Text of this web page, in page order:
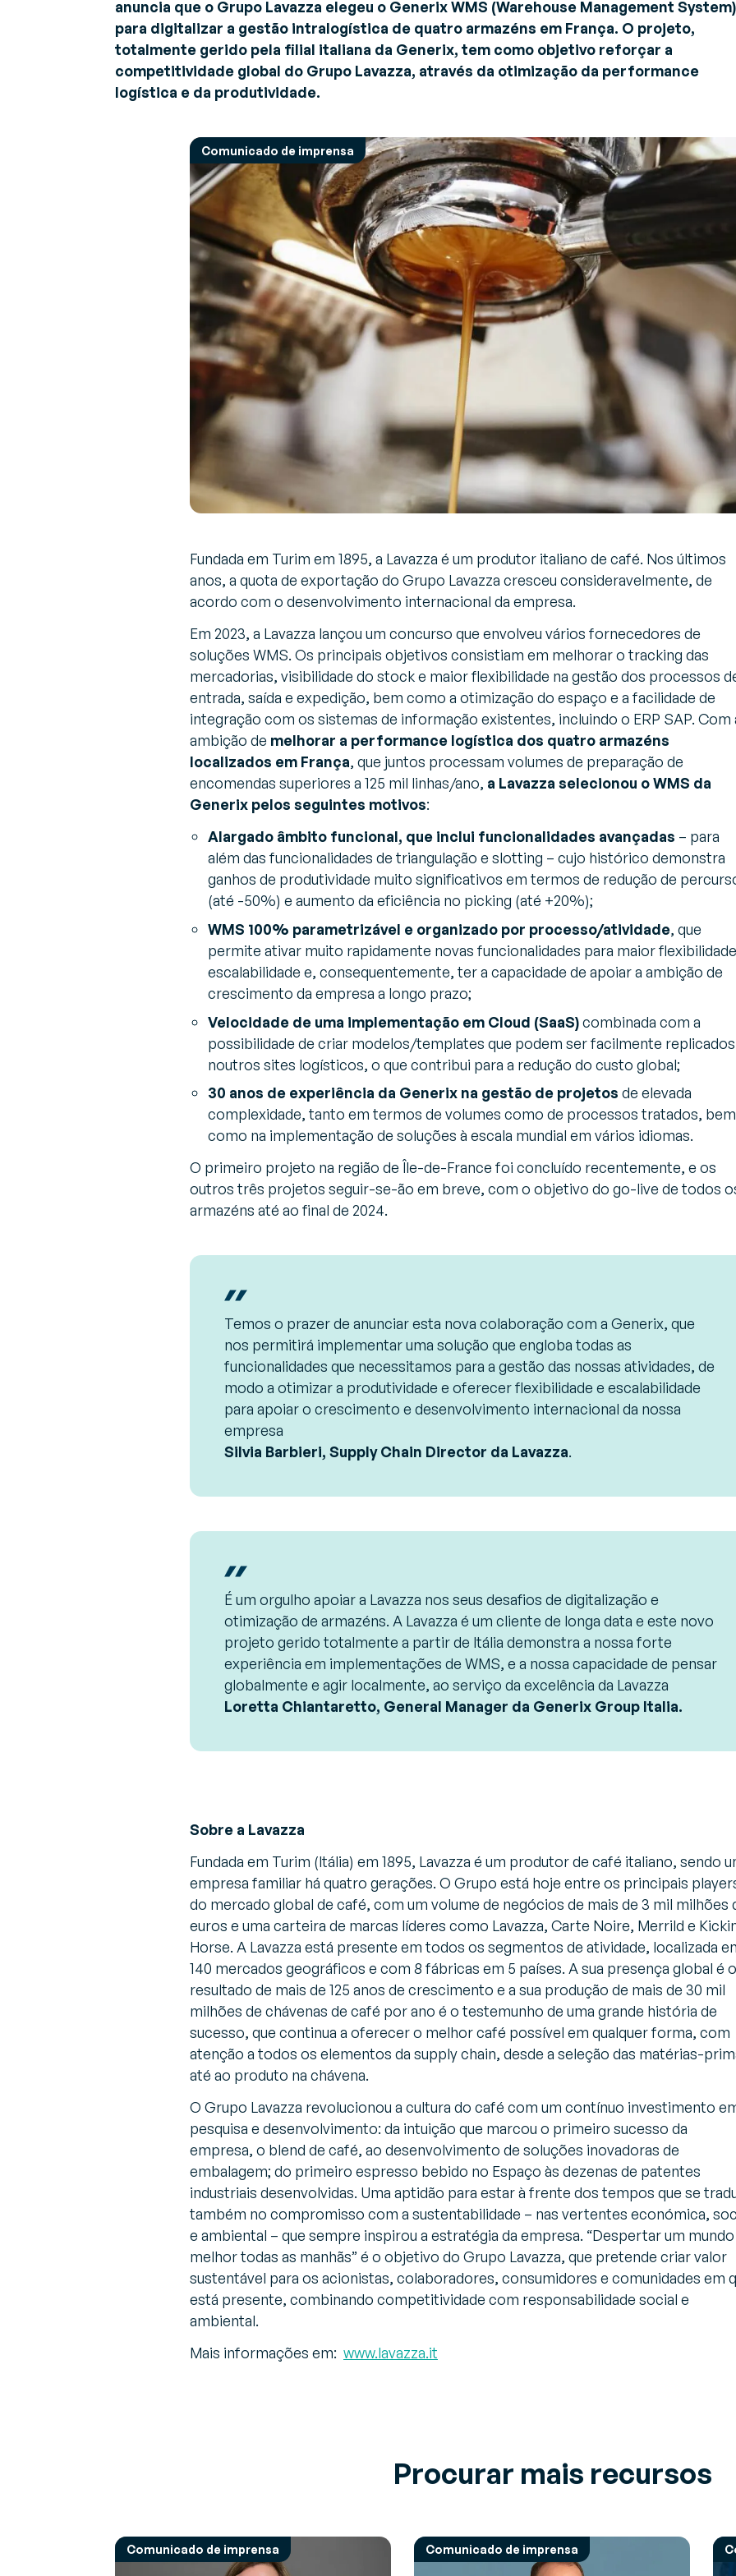
Gestão de Transportes
(TMS)
Impulsione o transporte
inteligente e aumente o ROI em
Gestão colaborativa de
aprovisionamentos
Descubra as últimas notícias e eventos
Sobre a Generix
Saiba mais sobre nós
anuncia que o Grupo Lavazza elegeu o Generix WMS (Warehouse Management System)
para digitalizar a gestão intralogística de quatro armazéns em França. O projeto,
totalmente gerido pela filial italiana da Generix, tem como objetivo reforçar a
competitividade global do Grupo Lavazza, através da otimização da performance
logística e da produtividade.
Comunicado de imprensa
Fundada em Turim em 1895, a Lavazza é um produtor italiano de café. Nos últimos
anos, a quota de exportação do Grupo Lavazza cresceu consideravelmente, de
acordo com o desenvolvimento internacional da empresa.
Em 2023, a Lavazza lançou um concurso que envolveu vários fornecedores de
soluções WMS. Os principais objetivos consistiam em melhorar o tracking das
mercadorias, visibilidade do stock e maior flexibilidade na gestão dos processos
entrada, saída e expedição, bem como a otimização do espaço e a facilidade de
integração com os sistemas de informação existentes, incluindo o ERP SAP. Com
ambição de melhorar a performance logística dos quatro armazéns
localizados em França, que juntos processam volumes de preparação de
encomendas superiores a 125 mil linhas/ano, a Lavazza selecionou o WMS da
Generix pelos seguintes motivos:
Alargado âmbito funcional, que inclui funcionalidades avançadas – para
além das funcionalidades de triangulação e slotting – cujo histórico demonstra
ganhos de produtividade muito significativos em termos de redução de
(até -50%) e aumento da eficiência no picking (até +20%);
WMS 100% parametrizável e organizado por processo/atividade, que
permite ativar muito rapidamente novas funcionalidades para maior
escalabilidade e, consequentemente, ter a capacidade de apoiar a ambição de
crescimento da empresa a longo prazo;
Velocidade de uma implementação em Cloud (SaaS)combinada com a
possibilidade de criar modelos/templates que podem ser facilmente replicados
noutros sites logísticos, o que contribui para a redução do custo global;
30 anos de experiência da Generix na gestão de projetos de elevada
complexidade, tanto em termos de volumes como de processos tratados, bem
como na implementação de soluções à escala mundial em vários idiomas.
O primeiro projeto na região de Île-de-France foi concluído recentemente, e os
outros três projetos seguir-se-ão em breve, com o objetivo do go-live de todos
armazéns até ao final de 2024.
Temos o prazer de anunciar esta nova colaboração com a Generix, que
nos permitirá implementar uma solução que engloba todas as
funcionalidades que necessitamos para a gestão das nossas atividades, de
modo a otimizar a produtividade e oferecer flexibilidade e escalabilidade
para apoiar o crescimento e desenvolvimento internacional da nossa
empresa
Silvia Barbieri, Supply Chain Director da Lavazza.
É um orgulho apoiar a Lavazza nos seus desafios de digitalização e
otimização de armazéns. A Lavazza é um cliente de longa data e este novo
projeto gerido totalmente a partir de Itália demonstra a nossa forte
experiência em implementações de WMS, e a nossa capacidade de pensar
globalmente e agir localmente, ao serviço da excelência da Lavazza
Loretta Chiantaretto, General Manager da Generix Group Italia.
Sobre a Lavazza
Fundada em Turim (Itália) em 1895, Lavazza é um produtor de café italiano, sendo
empresa familiar há quatro gerações. O Grupo está hoje entre os principais
do mercado global de café, com um volume de negócios de mais de 3 mil milhões
euros e uma carteira de marcas líderes como Lavazza, Carte Noire, Merrild e
Horse. A Lavazza está presente em todos os segmentos de atividade, localizada
140 mercados geográficos e com 8 fábricas em 5 países. A sua presença global é o
resultado de mais de 125 anos de crescimento e a sua produção de mais de 30 mil
milhões de chávenas de café por ano é o testemunho de uma grande história de
sucesso, que continua a oferecer o melhor café possível em qualquer forma, com
atenção a todos os elementos da supply chain, desde a seleção das matérias-
até ao produto na chávena.
O Grupo Lavazza revolucionou a cultura do café com um contínuo investimento
pesquisa e desenvolvimento: da intuição que marcou o primeiro sucesso da
empresa, o blend de café, ao desenvolvimento de soluções inovadoras de
embalagem; do primeiro espresso bebido no Espaço às dezenas de patentes
industriais desenvolvidas. Uma aptidão para estar à frente dos tempos que se
também no compromisso com a sustentabilidade – nas vertentes económica,
e ambiental – que sempre inspirou a estratégia da empresa. “Despertar um mundo
melhor todas as manhãs” é o objetivo do Grupo Lavazza, que pretende criar valor
sustentável para os acionistas, colaboradores, consumidores e comunidades em
está presente, combinando competitividade com responsabilidade social e
ambiental.
Mais informações em: www.lavazza.it
Procurar mais recursos
Comunicado de imprensa Comunicado de imprensa